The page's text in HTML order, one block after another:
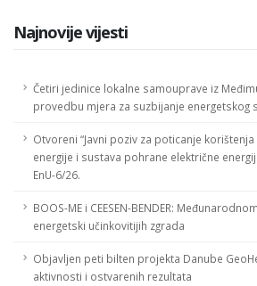
Najnovije vijesti
Četiri jedinice lokalne samouprave iz
provedbu mjera za suzbijanje energetskog
Otvoreni “Javni poziv za poticanje
energije i sustava pohrane električne
EnU-6/26.
BOOS-ME i CEESEN-BENDER:
energetski učinkovitijih zgrada
Objavljen peti bilten projekta Danube
aktivnosti i ostvarenih rezultata